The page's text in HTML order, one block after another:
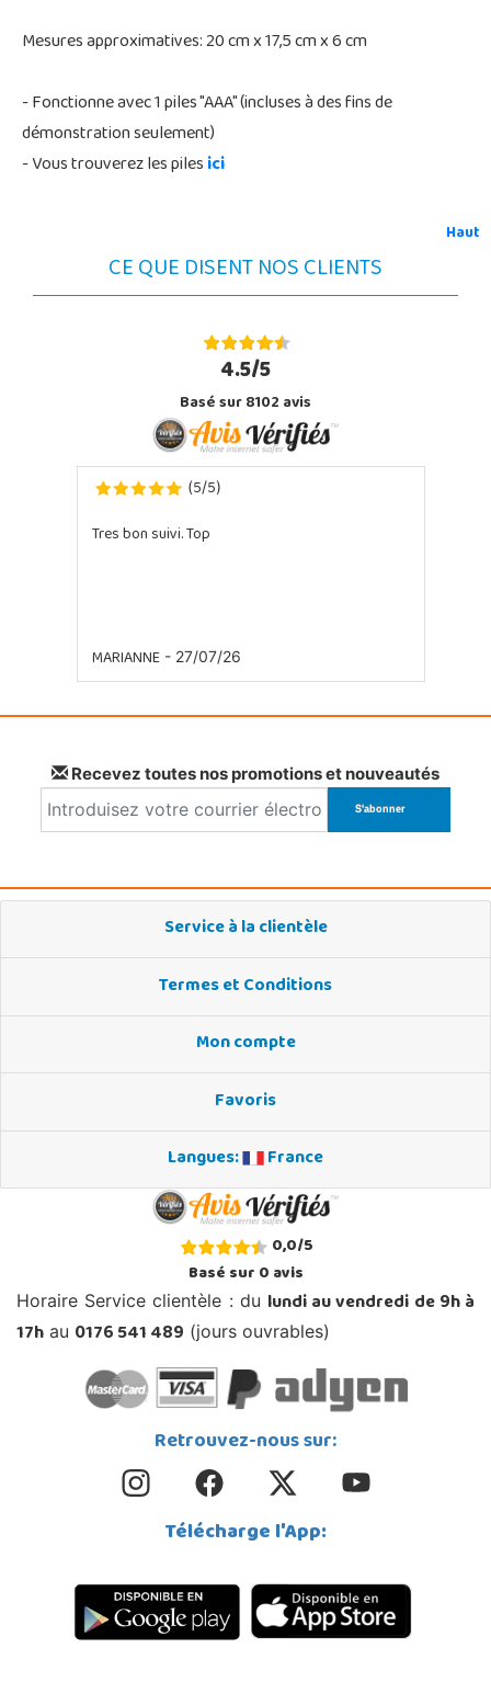
Mesures approximatives: 20 cm x 17,5 cm x 6 cm
- Fonctionne avec 1 piles "AAA" (incluses à des fins de
démonstration seulement)
- Vous trouverez les pilesici
Haut
CE QUE DISENT NOS CLIENTS
4.5/5
Basé sur 8102 avis
(5/5)
Tres bon suivi. Top
MARIANNE- 27/07/26
Recevez toutes nos promotions et nouveautés
Service à la clientèle
Termes et Conditions
Mon compte
Favoris
Langues:
France
0,0/5
Basé sur0avis
Horaire Service clientèle : du lundi au vendredi de 9h à
17h au 0176 541 489 (jours ouvrables)
Retrouvez-nous sur:
Télécharge l'App: